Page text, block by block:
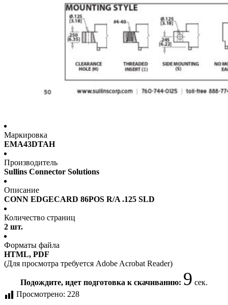
Маркировка
EMA43DTAH
Производитель
Sullins Connector Solutions
Описание
CONN EDGECARD 86POS R/A .125 SLD
Количество страниц
2 шт.
Форматы файла
HTML, PDF
(Для просмотра требуется Adobe Acrobat Reader)
Подождите, идет подготовка к скачиванию: 9 сек.
Просмотрено: 228